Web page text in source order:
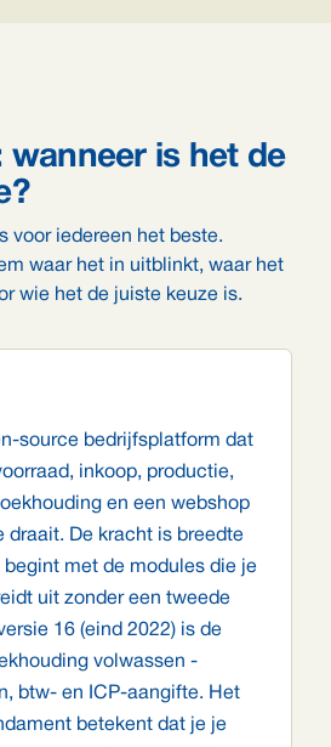
wanneer is het de
voor iedereen het beste.
waar het in uitblinkt, waar het
wie het de juiste keuze is.
source bedrijfsplatform dat
inkoop, productie,
en een webshop
draait. De kracht is breedte
met de modules die je
uit zonder een tweede
16 (eind 2022) is de
volwassen -
btw- en ICP-aangifte. Het
betekent dat je je